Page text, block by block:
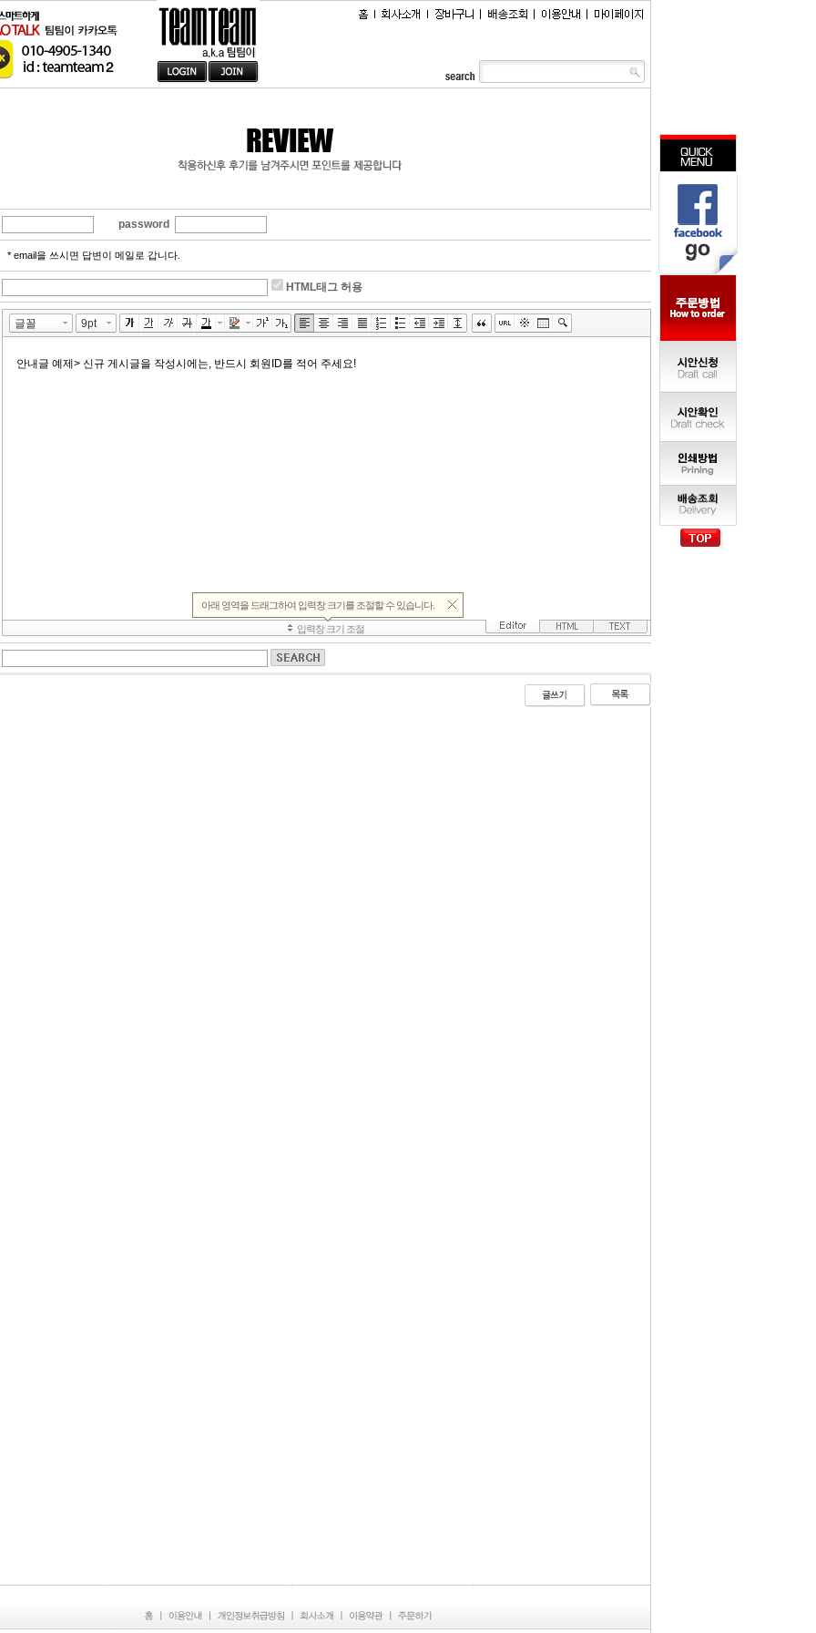
password
* email을 쓰시면 답변이 메일로 갑니다.
HTML태그 허용